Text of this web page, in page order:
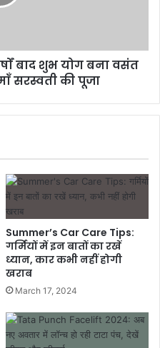
बाद शुभ योग बना वसंत
सरस्वती की पूजा
Summer’s Car Care Tips:
गर्मियों में इन बातों का रखें
ध्यान, कार कभी नहीं होगी
खराब
March 17, 2024